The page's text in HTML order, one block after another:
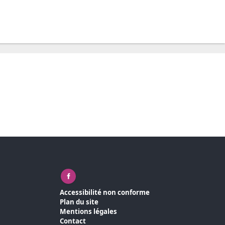
Facebook ( nouvelle fenêtre)
Accessibilité non conforme
Plan du site
Mentions légales
Contact